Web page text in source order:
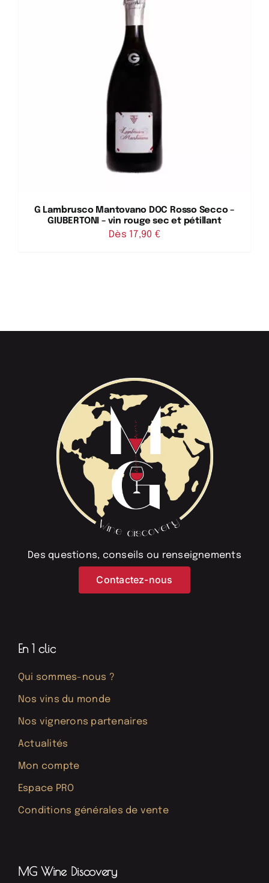
G Lambrusco Mantovano DOC Rosso Secco –
GIUBERTONI – vin rouge sec et pétillant
Dès 17,90 €
Des questions, conseils ou renseignements
Contactez-nous
En 1 clic
Qui sommes-nous ?
Nos vins du monde
Nos vignerons partenaires
Actualités
Mon compte
Espace PRO
Conditions générales de vente
MG Wine Discovery